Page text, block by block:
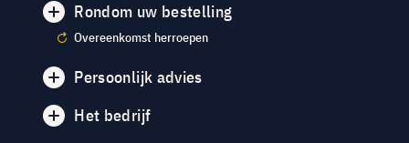
Rondom uw bestelling
Overeenkomst herroepen
Persoonlijk advies
Het bedrijf